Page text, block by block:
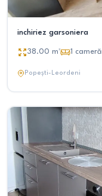
inchiriez garsoniera
38.00 m² 1 cameră
Popești-Leordeni